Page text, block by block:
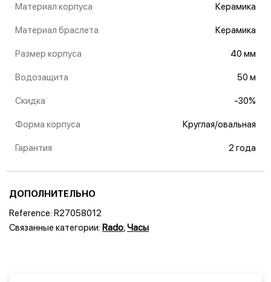
Материал корпуса Керамика
Материал браслета Керамика
Размер корпуса 40 мм
Водозащита 50 м
Скидка -30%
Форма корпуса Круглая/овальная
Гарантия 2 года
ДОПОЛНИТЕЛЬНО
Reference: R27058012
Связанные категории: Rado,Часы